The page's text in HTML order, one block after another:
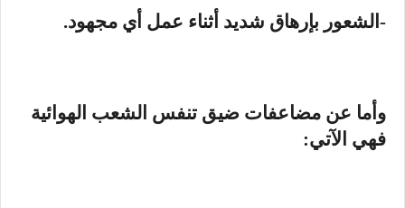
-الشعور بإرهاق شديد أثناء عمل أي مجهود.
وأما عن مضاعفات ضيق تنفس الشعب الهوائية
فهي الآتي: